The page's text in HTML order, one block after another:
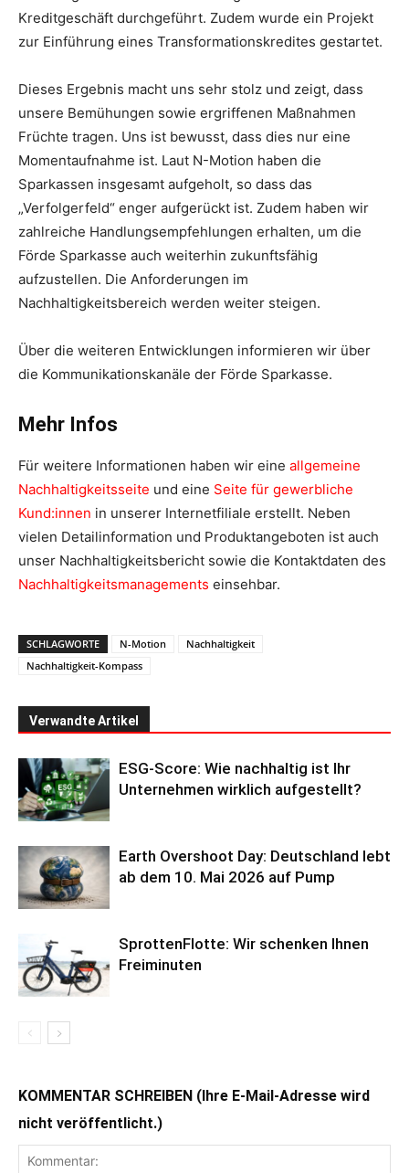
Kreditgeschäft durchgeführt. Zudem wurde ein Projekt
zur Einführung eines Transformationskredites gestartet.
Dieses Ergebnis macht uns sehr stolz und zeigt, dass
unsere Bemühungen sowie ergriffenen Maßnahmen
Früchte tragen. Uns ist bewusst, dass dies nur eine
Momentaufnahme ist. Laut N-Motion haben die
Sparkassen insgesamt aufgeholt, so dass das
„Verfolgerfeld“ enger aufgerückt ist. Zudem haben wir
zahlreiche Handlungsempfehlungen erhalten, um die
Förde Sparkasse auch weiterhin zukunftsfähig
aufzustellen. Die Anforderungen im
Nachhaltigkeitsbereich werden weiter steigen.
Über die weiteren Entwicklungen informieren wir über
die Kommunikationskanäle der Förde Sparkasse.
Mehr Infos
Für weitere Informationen haben wir eine allgemeine
Nachhaltigkeitsseite und eine Seite für gewerbliche
Kund:innen in unserer Internetfiliale erstellt. Neben
vielen Detailinformation und Produktangeboten ist auch
unser Nachhaltigkeitsbericht sowie die Kontaktdaten des
Nachhaltigkeitsmanagements einsehbar.
SCHLAGWORTE N-Motion
Nachhaltigkeit
Nachhaltigkeit-Kompass
Verwandte Artikel
ESG-Score: Wie nachhaltig ist Ihr
Unternehmen wirklich aufgestellt?
Earth Overshoot Day: Deutschland lebt
ab dem 10. Mai 2026 auf Pump
SprottenFlotte: Wir schenken Ihnen
Freiminuten
KOMMENTAR SCHREIBEN (Ihre E-Mail-Adresse wird
nicht veröffentlicht.)